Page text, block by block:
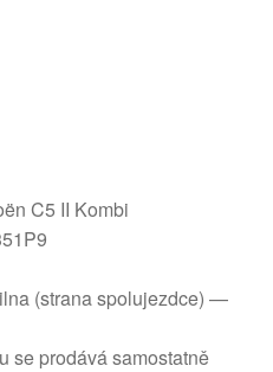
C5 II Kombi
(strana spolujezdce) —
se prodává samostatně